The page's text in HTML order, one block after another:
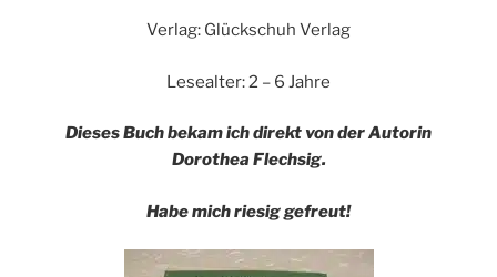
Verlag: Glückschuh Verlag
Lesealter: 2 – 6 Jahre
Dieses Buch bekam ich direkt von der Autorin
Dorothea Flechsig.
Habe mich riesig gefreut!